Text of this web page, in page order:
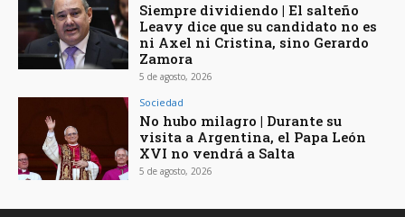
Siempre dividiendo | El salteño
Leavy dice que su candidato no es
ni Axel ni Cristina, sino Gerardo
Zamora
5 de agosto, 2026
Sociedad
No hubo milagro | Durante su
visita a Argentina, el Papa León
XVI no vendrá a Salta
5 de agosto, 2026